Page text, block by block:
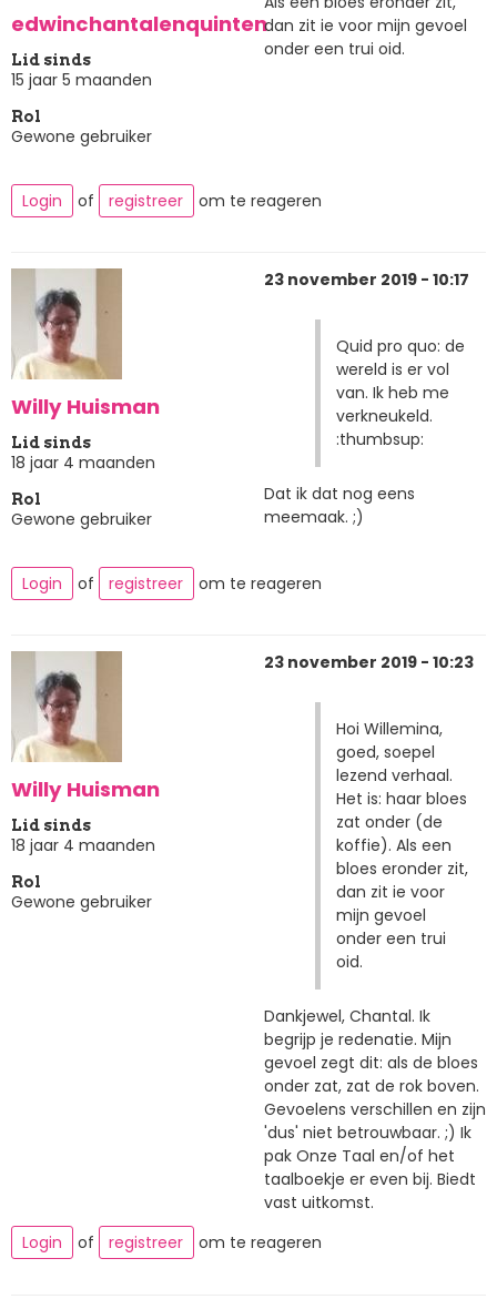
edwinchantalenquinten
Lid sinds
15 jaar 5 maanden
Rol
Gewone gebruiker
dan zit ie voor mijn gevoel
onder een trui oid.
Login of registreer om te reageren
Willy Huisman
Lid sinds
18 jaar 4 maanden
Rol
Gewone gebruiker
23 november 2019 - 10:17
Quid pro quo: de
wereld is er vol
van. Ik heb me
verkneukeld.
:thumbsup:
Dat ik dat nog eens
meemaak. ;)
Login of registreer om te reageren
Willy Huisman
Lid sinds
18 jaar 4 maanden
Rol
Gewone gebruiker
23 november 2019 - 10:23
Hoi Willemina,
goed, soepel
lezend verhaal.
Het is: haar bloes
zat onder (de
koffie). Als een
bloes eronder zit,
dan zit ie voor
mijn gevoel
onder een trui
oid.
Dankjewel, Chantal. Ik
begrijp je redenatie. Mijn
gevoel zegt dit: als de bloes
onder zat, zat de rok boven.
Gevoelens verschillen en zijn
'dus' niet betrouwbaar. ;) Ik
pak Onze Taal en/of het
taalboekje er even bij. Biedt
vast uitkomst.
Login
of registreer om te reageren